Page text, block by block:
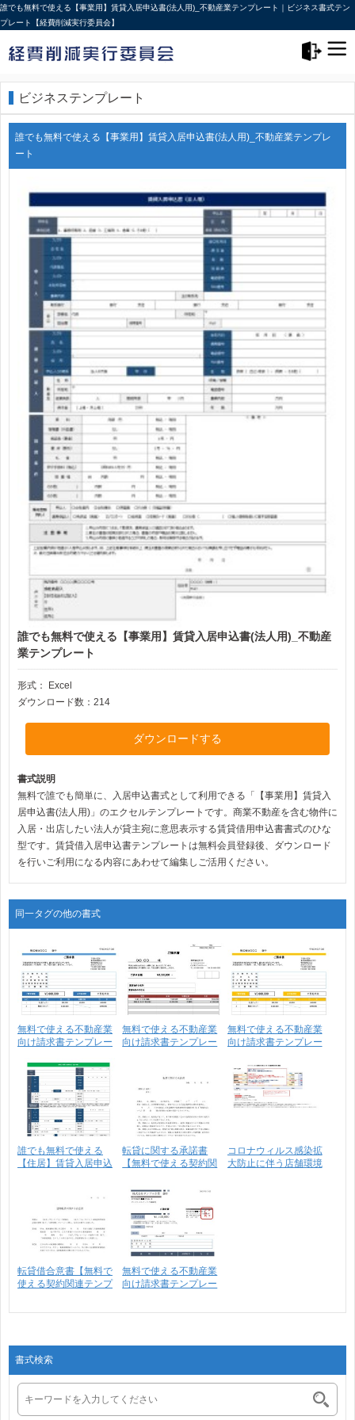
誰でも無料で使える【事業用】賃貸入居申込書(法人用)_不動産業テンプレート｜ビジネス書式テン
プレート【経費削減実行委員会】
ビジネステンプレート
誰でも無料で使える【事業用】賃貸入居申込書(法人用)_不動産業テンプレ
ート
誰でも無料で使える【事業用】賃貸入居申込書(法人用)_不動産
業テンプレート
形式：
Excel
ダウンロード数：214
ダウンロードする
書式説明
無料で誰でも簡単に、入居申込書式として利用できる「【事業用】賃貸入
居申込書(法人用)」のエクセルテンプレートです。商業不動産を含む物件に
入居・出店したい法人が貸主宛に意思表示する賃貸借用申込書書式のひな
型です。賃貸借入居申込書テンプレートは無料会員登録後、ダウンロード
を行いご利用になる内容にあわせて編集しご活用ください。
同一タグの他の書式
無料で使える不動産業
向け請求書テンプレー
無料で使える不動産業
向け請求書テンプレー
無料で使える不動産業
向け請求書テンプレー
誰でも無料で使える
【住居】賃貸入居申込
転貸に関する承諾書
【無料で使える契約関
コロナウィルス感染拡
大防止に伴う店舗環境
転貸借合意書【無料で
使える契約関連テンプ
無料で使える不動産業
向け請求書テンプレー
書式検索